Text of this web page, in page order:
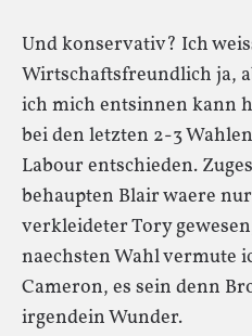
Und konservativ? Ich
Wirtschaftsfreundlich ja,
ich mich entsinnen kann
bei den letzten 2-3
Labour entschieden.
behaupten Blair waere
verkleideter Tory
naechsten Wahl vermute
Cameron, es sein denn
irgendein Wunder.